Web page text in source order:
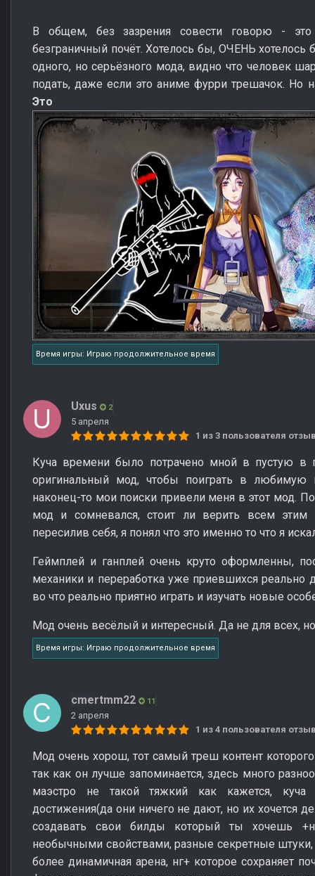
В общем, без зазрения совести говорю - это
безграничный почёт. Хотелось бы, ОЧЕНЬ
одного, но серьёзного мода, видно что человек
подать, даже если это аниме фурри трешачок. Но
Это
Время игры: Играю продолжительное время
Uxus 2
5 апреля
1 из 3 пользователя
Куча времени было потрачено мной в пустую в
оригинальный мод, чтобы поиграть в
наконец-то мои поиски привели меня в этот мод.
мод и сомневался, стоит ли верить всем
пересилив себя, я понял что это именно то что я
Геймплей и ганплей очень круто оформленны,
механики и переработка уже приевшихся реально
во что реально приятно играть и изучать новые
Мод очень весёлый и интересный. Да не для всех,
Время игры: Играю продолжительное время
cmertmm22 11
2 апреля
1 из 4 пользователя
Мод очень хорош, тот самый треш контент
так как он лучше запоминается, здесь много
маэстро не такой тяжкий как кажется,
достижения(да они ничего не дают, но их хочется
создавать свои билды который ты хочешь
необычными свойствами, разные секретные
более динамичная арена, нг+ которое сохраняет